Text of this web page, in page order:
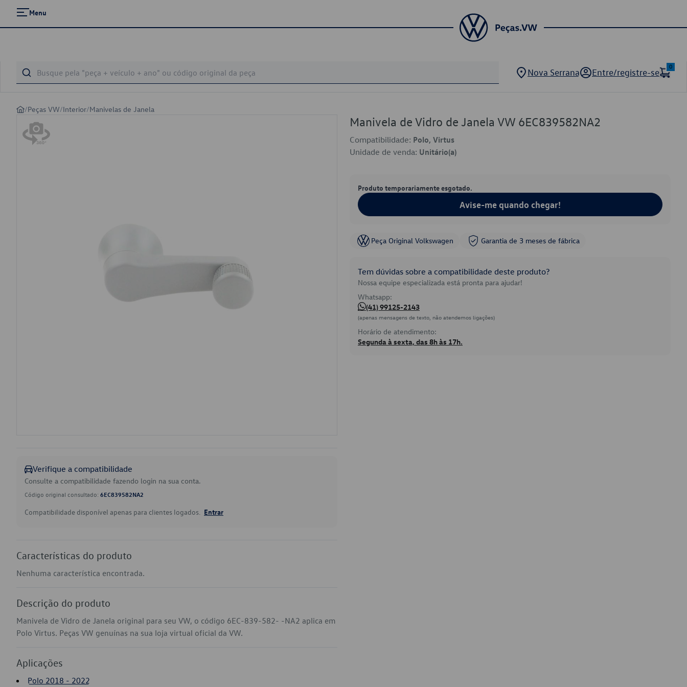
Menu
Nova Serrana Entre/registre-se
0
/Peças VW/Interior/Manivelas de Janela
Verifique a compatibilidade
Consulte a compatibilidade fazendo login na sua conta.
Código original consultado: 6EC839582NA2
Compatibilidade disponível apenas para clientes logados. Entrar
Características do produto
Nenhuma característica encontrada.
Descrição do produto
Manivela de Vidro de Janela original para seu VW, o código 6EC-839-582- -NA2 aplica em
Polo Virtus. Peças VW genuínas na sua loja virtual oficial da VW.
Aplicações
Polo 2018 - 2022
Manivela de Vidro de Janela VW 6EC839582NA2
Compatibilidade: Polo, Virtus
Unidade de venda: Unitário(a)
Produto temporariamente esgotado.
Avise-me quando chegar!
Peça Original Volkswagen Garantia de 3 meses de fábrica
Tem dúvidas sobre a compatibilidade deste produto?
Nossa equipe especializada está pronta para ajudar!
Whatsapp:
(41) 99125-2143
(apenas mensagens de texto, não atendemos ligações)
Horário de atendimento:
Segunda à sexta, das 8h às 17h.